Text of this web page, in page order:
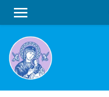
PANEL LATERAL